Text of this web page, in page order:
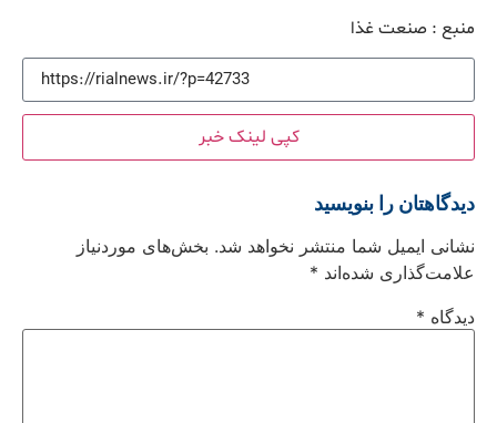
منبع : صنعت غذا
کپی لینک خبر
دیدگاهتان را بنویسید
نشانی ایمیل شما منتشر نخواهد شد. بخش‌های موردنیاز
علامت‌گذاری شده‌اند *
دیدگاه *